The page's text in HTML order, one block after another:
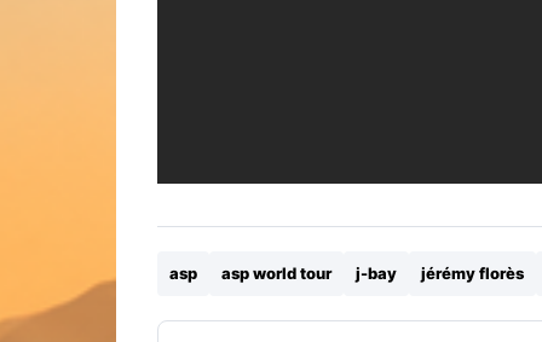
asp asp world tour j-bay jérémy florès